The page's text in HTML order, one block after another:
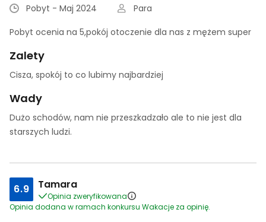
Pobyt - Maj 2024
Para
Pobyt ocenia na 5,pokój otoczenie dla nas z mężem super
Zalety
Cisza, spokój to co lubimy najbardziej
Wady
Dużo schodów, nam nie przeszkadzało ale to nie jest dla
starszych ludzi.
6.9 Tamara
Opinia zweryfikowana
Opinia dodana w ramach konkursu Wakacje za opinię.